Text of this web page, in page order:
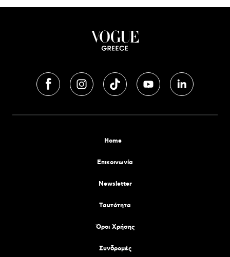
Home
Επικοινωνία
Newsletter
Tαυτότητα
Όροι Χρήσης
Συνδρομές